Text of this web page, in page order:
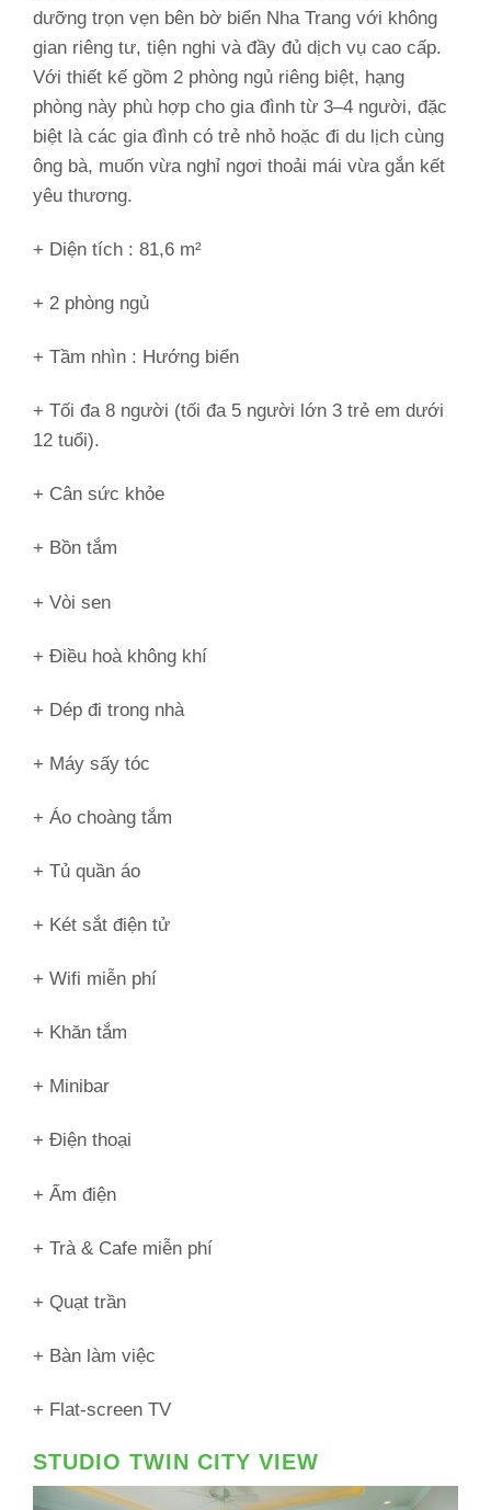
dưỡng trọn vẹn bên bờ biển Nha Trang với không
gian riêng tư, tiện nghi và đầy đủ dịch vụ cao cấp.
Với thiết kế gồm 2 phòng ngủ riêng biệt, hạng
phòng này phù hợp cho gia đình từ 3–4 người, đặc
biệt là các gia đình có trẻ nhỏ hoặc đi du lịch cùng
ông bà, muốn vừa nghỉ ngơi thoải mái vừa gắn kết
yêu thương.
+ Diện tích : 81,6 m²
+ 2 phòng ngủ
+ Tầm nhìn : Hướng biển
+ Tối đa 8 người (tối đa 5 người lớn 3 trẻ em dưới
12 tuổi).
+ Cân sức khỏe
+ Bồn tắm
+ Vòi sen
+ Điều hoà không khí
+ Dép đi trong nhà
+ Máy sấy tóc
+ Áo choàng tắm
+ Tủ quần áo
+ Két sắt điện tử
+ Wifi miễn phí
+ Khăn tắm
+ Minibar
+ Điện thoại
+ Ấm điện
+ Trà & Cafe miễn phí
+ Quạt trần
+ Bàn làm việc
+ Flat-screen TV
STUDIO TWIN CITY VIEW